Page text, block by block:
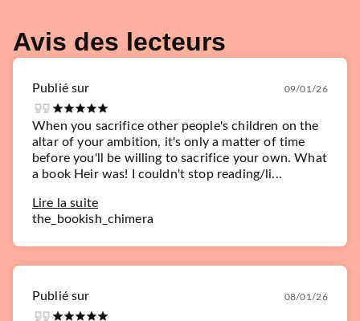
Avis des lecteurs
Publié sur 09/01/26
When you sacrifice other people's children on the
altar of your ambition, it's only a matter of time
before you'll be willing to sacrifice your own. What
a book Heir was! I couldn't stop reading/li...
Lire la suite
the_bookish_chimera
Publié sur 08/01/26